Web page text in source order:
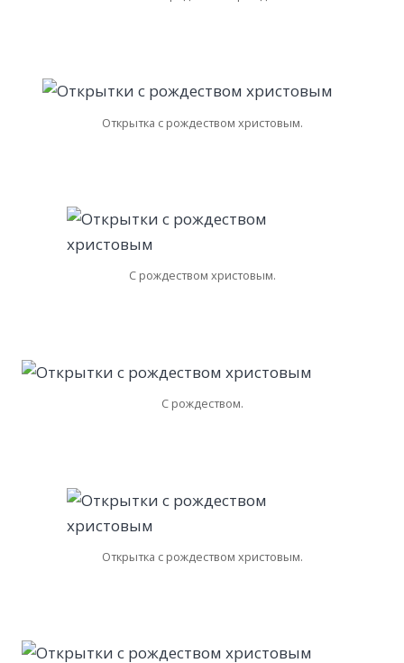
Открытка с рождеством христовым.
С рождеством христовым.
С рождеством.
Открытка с рождеством христовым.